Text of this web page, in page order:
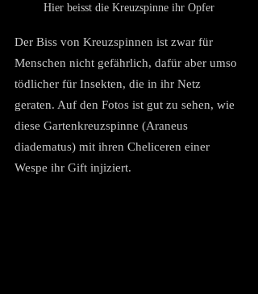
Hier beisst die Kreuzspinne ihr Opfer
Der Biss von Kreuzspinnen ist zwar für
Menschen nicht gefährlich, dafür aber umso
tödlicher für Insekten, die in ihr Netz
geraten. Auf den Fotos ist gut zu sehen, wie
diese Gartenkreuzspinne (Araneus
diadematus) mit ihren Cheliceren einer
Wespe ihr Gift injiziert.